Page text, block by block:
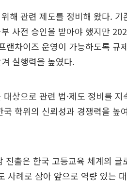
해 관련 제도를 정비해 왔다. 기
사전 승인을 받아야 했지만
차이즈 운영이 가능하도록 규
실행력을 높였다.
상으로 관련 법·제도 정비를 지
학위의 신뢰성과 경쟁력을 높
출은 한국 고등교육 체계의 글
사례로 삼아 앞으로 역량 있는